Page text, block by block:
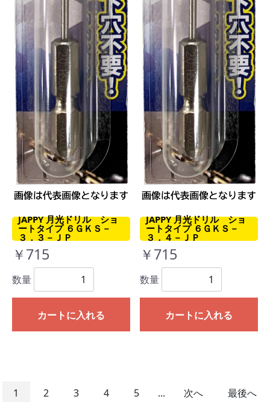
JAPPY 月光ドリル ショ
ートタイプ ６ＧＫＳ－
３．３－ＪＰ
￥715
数量
カートに入れる
JAPPY 月光ドリル ショ
ートタイプ ６ＧＫＳ－
３．４－ＪＰ
￥715
数量
カートに入れる
1 2 3 4 5 ... 次へ 最後へ